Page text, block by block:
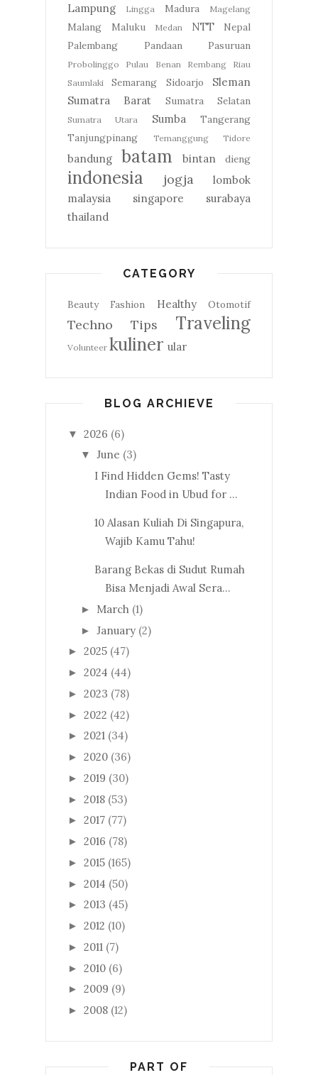
Lampung Lingga Madura Magelang
Malang Maluku Medan NTT
Nepal
Palembang
Pandaan Pasuruan
Probolinggo Pulau Benan Rembang
Riau
Saumlaki
Semarang Sidoarjo
Sleman
Sumatra Barat
Sumatra Selatan
Sumatra Utara Sumba
Tangerang
Tanjungpinang
Temanggung Tidore
bandung batam bintan dieng
indonesia jogja
lombok
malaysia
singapore
surabaya
thailand
CATEGORY
Beauty Fashion Healthy Otomotif
Techno Tips Traveling
Volunteer kuliner ular
BLOG ARCHIEVE
▼ 2026 (6)
▼ June (3)
I Find Hidden Gems! Tasty
Indian Food in Ubud for ...
10 Alasan Kuliah Di Singapura,
Wajib Kamu Tahu!
Barang Bekas di Sudut Rumah
Bisa Menjadi Awal Sera...
► March (1)
► January (2)
► 2025 (47)
► 2024 (44)
► 2023 (78)
► 2022 (42)
► 2021 (34)
► 2020 (36)
► 2019 (30)
► 2018 (53)
► 2017 (77)
► 2016 (78)
► 2015 (165)
► 2014 (50)
► 2013 (45)
► 2012 (10)
► 2011 (7)
► 2010 (6)
► 2009 (9)
► 2008 (12)
PART OF